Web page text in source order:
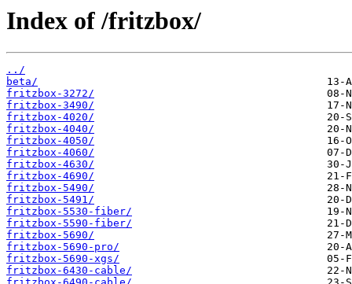
Index of /fritzbox/
../
beta/
fritzbox-3272/
fritzbox-3490/
fritzbox-4020/
fritzbox-4040/
fritzbox-4050/
fritzbox-4060/
fritzbox-4630/
fritzbox-4690/
fritzbox-5490/
fritzbox-5491/
fritzbox-5530-fiber/
fritzbox-5590-fiber/
fritzbox-5690/
fritzbox-5690-pro/
fritzbox-5690-xgs/
fritzbox-6430-cable/